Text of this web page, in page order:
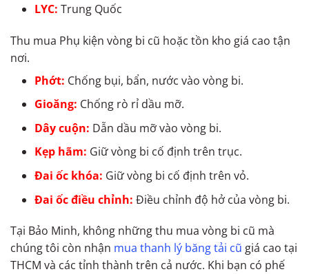
LYC: Trung Quốc
Thu mua Phụ kiện vòng bi cũ hoặc tồn kho giá cao tận
nơi.
Phớt: Chống bụi, bẩn, nước vào vòng bi.
Gioăng: Chống rò rỉ dầu mỡ.
Dây cuộn: Dẫn dầu mỡ vào vòng bi.
Kẹp hãm: Giữ vòng bi cố định trên trục.
Đai ốc khóa: Giữ vòng bi cố định trên vỏ.
Đai ốc điều chỉnh: Điều chỉnh độ hở của vòng bi.
Tại Bảo Minh, không những thu mua vòng bi cũ mà
chúng tôi còn nhận mua thanh lý băng tải cũ giá cao tại
THCM và các tỉnh thành trên cả nước. Khi bạn có phế